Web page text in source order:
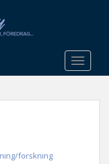
forskning